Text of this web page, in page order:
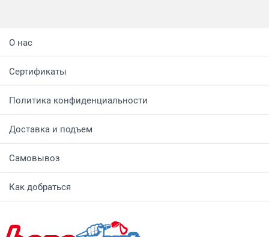
О нас
Сертификаты
Политика конфиденциальности
Доставка и подъем
Самовывоз
Как добраться